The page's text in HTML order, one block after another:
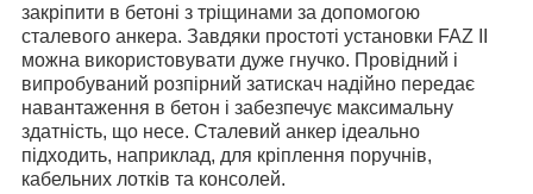
закріпити в бетоні з тріщинами за допомогою
сталевого анкера. Завдяки простоті установки FAZ II
можна використовувати дуже гнучко. Провідний і
випробуваний розпірний затискач надійно передає
навантаження в бетон і забезпечує максимальну
здатність, що несе. Сталевий анкер ідеально
підходить, наприклад, для кріплення поручнів,
кабельних лотків та консолей.